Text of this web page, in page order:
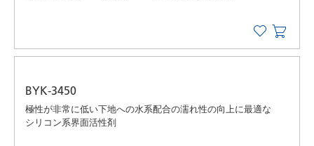
BYK-3450
極性が非常に低い下地への水系配合の濡れ性の向上に最適な
シリコン系界面活性剤